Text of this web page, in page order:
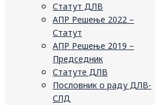
Статут ДЛВ
АПР Решење 2022 –
Статут
АПР Решење 2019 –
Председник
Статуте ДЛВ
Пословник о раду ДЛВ-
СЛД